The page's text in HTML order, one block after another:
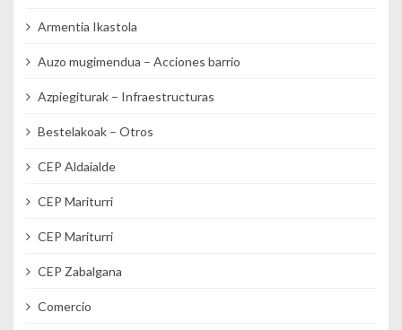
Armentia Ikastola
Auzo mugimendua – Acciones barrio
Azpiegiturak – Infraestructuras
Bestelakoak – Otros
CEP Aldaialde
CEP Mariturri
CEP Mariturri
CEP Zabalgana
Comercio